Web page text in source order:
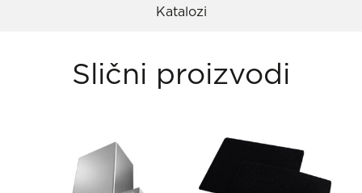
Katalozi
Slični proizvodi